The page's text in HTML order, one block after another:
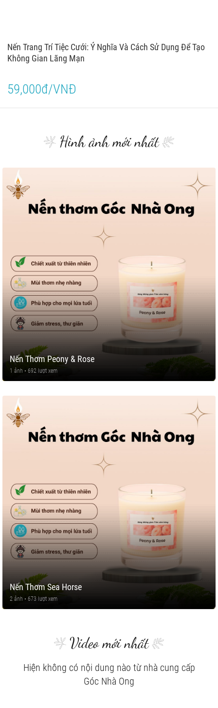
Nến Trang Trí Tiệc Cưới: Ý Nghĩa Và Cách Sử Dụng Để Tạo
Không Gian Lãng Mạn
59,000đ/VNĐ
Hình ảnh mới nhất
Nến Thơm Peony & Rose
1 ảnh • 692 lượt xem
Nến Thơm Sea Horse
2 ảnh • 673 lượt xem
Video mới nhất
Hiện không có nội dung nào từ nhà cung cấp
Góc Nhà Ong